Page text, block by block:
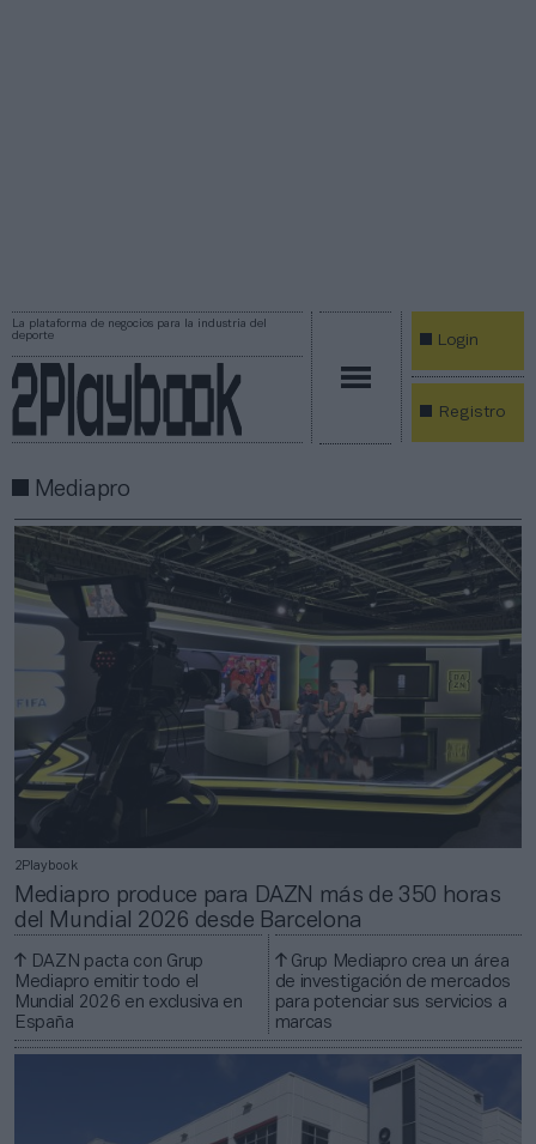
La plataforma de negocios para la industria del
deporte
Login
Registro
Mediapro
2Playbook
Mediapro produce para DAZN más de 350 horas
del Mundial 2026 desde Barcelona
DAZN pacta con Grup
Mediapro emitir todo el
Mundial 2026 en exclusiva en
España
Grup Mediapro crea un área
de investigación de mercados
para potenciar sus servicios a
marcas